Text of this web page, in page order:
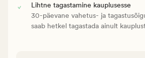
Lihtne tagastamine kauplusesse
30-päevane vahetus- ja
saab hetkel tagastada ainult